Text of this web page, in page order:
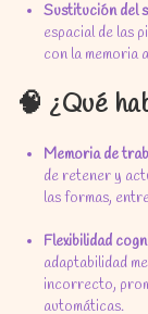
Sustitución del
espacial de las
con la memoria
🧠 ¿Qué
Memoria de
de retener y
las formas,
Flexibilidad
adaptabilidad
incorrecto,
automáticas.